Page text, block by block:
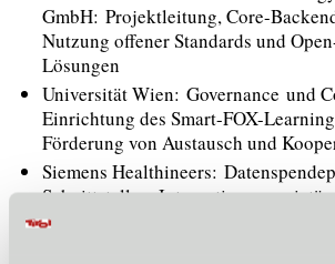
GmbH: Projektleitung, Core-
Nutzung offener Standards und
Lösungen
Universität Wien: Governance und
Einrichtung des Smart-FOX-
Förderung von Austausch und
Siemens Healthineers:
Schnittstellen, Integration
Dienste aus der Industrie, Architektur